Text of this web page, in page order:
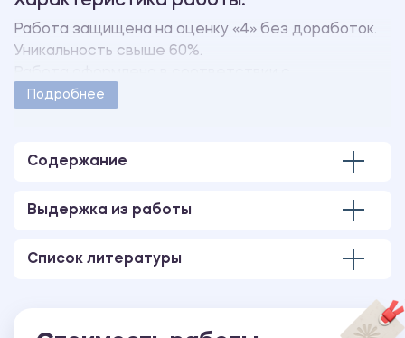
Работа защищена на оценку «4» без доработок.
Уникальность свыше 60%.
методическими указаниями учебного заведения.
выполненная в программе MS PowerPoint.
Подробнее
Содержание
Выдержка из работы
Список литературы